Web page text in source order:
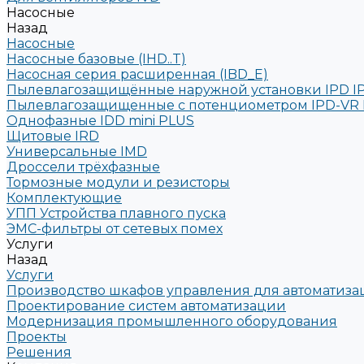
Насосные
Назад
Насосные
Насосные базовые (IHD..T)
Насосная серия расширенная (IBD_E)
Пылевлагозащищённые наружной установки IPD
Пылевлагозащищенные с потенциометром IPD-VR
Однофазные IDD mini PLUS
Щитовые IRD
Универсальные IMD
Дроссели трёхфазные
Тормозные модули и резисторы
Комплектующие
УПП Устройства плавного пуска
ЭМС-фильтры от сетевых помех
Услуги
Назад
Услуги
Производство шкафов управления для
Проектирование систем автоматизации
Модернизация промышленного оборудования
Проекты
Решения